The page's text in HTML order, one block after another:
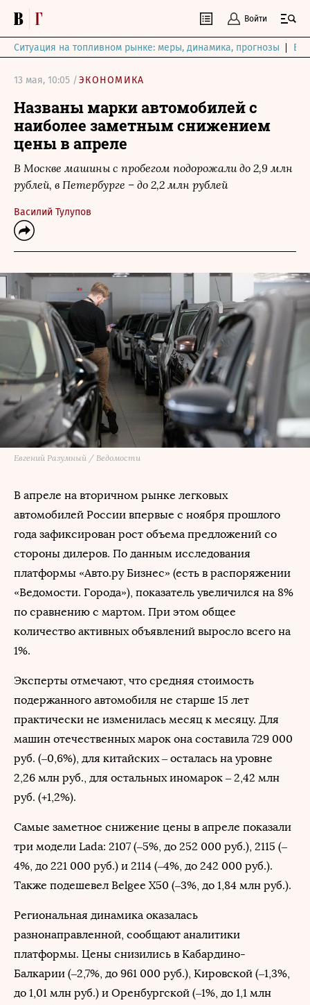
Войти
Ситуация на топливном рынке: меры, динамика, прогнозы
13 мая, 10:05 /ЭКОНОМИКА
Названы марки автомобилей с
наиболее заметным снижением
цены в апреле
В Москве машины с пробегом подорожали до 2,9 млн
рублей, в Петербурге – до 2,2 млн рублей
Василий Тулупов
Евгений Разумный / Ведомости
В апреле на вторичном рынке легковых
автомобилей России впервые с ноября прошлого
года зафиксирован рост объема предложений со
стороны дилеров. По данным исследования
платформы «Авто.ру Бизнес» (есть в распоряжении
«Ведомости. Города»), показатель увеличился на 8%
по сравнению с мартом. При этом общее
количество активных объявлений выросло всего на
1%.
Эксперты отмечают, что средняя стоимость
подержанного автомобиля не старше 15 лет
практически не изменилась месяц к месяцу. Для
машин отечественных марок она составила 729 000
руб. (–0,6%), для китайских – осталась на уровне
2,26 млн руб., для остальных иномарок – 2,42 млн
руб. (+1,2%).
Самые заметное снижение цены в апреле показали
три модели Lada: 2107 (–5%, до 252 000 руб.), 2115 (–
4%, до 221 000 руб.) и 2114 (–4%, до 242 000 руб.).
Также подешевел Belgee X50 (–3%, до 1,84 млн руб.).
Региональная динамика оказалась
разнонаправленной, сообщают аналитики
платформы. Цены снизились в Кабардино-
Балкарии (–2,7%, до 961 000 руб.), Кировской (–1,3%,
до 1,01 млн руб.) и Оренбургской (–1%, до 1,1 млн